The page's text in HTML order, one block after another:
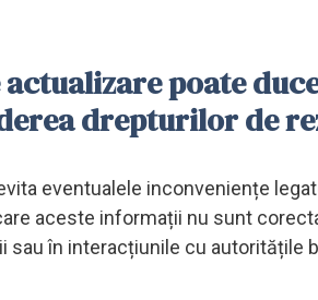
poate
drepturilor de
eventualele inconveniențe
aceste informații nu sunt
în interacțiunile cu autoritățile